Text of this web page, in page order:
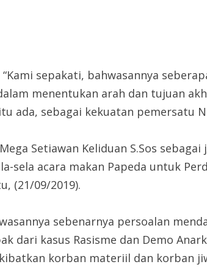
“Kami sepakati, bahwasannya
menentukan arah dan tujuan
ada, sebagai kekuatan pemersatu
Setiawan Keliduan S.Sos
sela acara makan Papeda untuk
(21/09/2019).
sebenarnya persoalan
dari kasus Rasisme dan Demo
korban materiil dan korban